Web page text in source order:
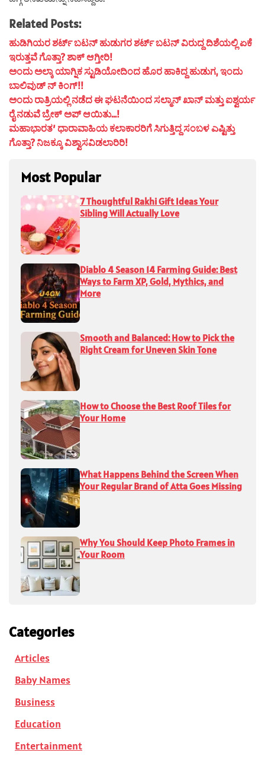
Related Posts:
ಹುಡಿಗಿಯರ ಶರ್ಟ್ ಬಟನ್ ಹುಡುಗರ ಶರ್ಟ್ ಬಟನ್ ವಿರುದ್ದ ದಿಶೆಯಲ್ಲಿ ಏಕೆ
ಇರುತ್ತವೆ ಗೊತ್ತಾ? ಶಾಕ್ ಆಗ್ತೀರಿ!
ಅಂದು ಅಲ್ಕಾ ಯಾಗ್ನಿಕ ಸ್ಟುಡಿಯೋದಿಂದ ಹೊರ ಹಾಕಿದ್ದ ಹುಡುಗ, ಇಂದು
ಬಾಲಿವುಡ್ ನ್ ಕಿಂಗ್!!
ಅಂದು ರಾತ್ರಿಯಲ್ಲಿ ನಡೆದ ಈ ಘಟನೆಯಿಂದ ಸಲ್ಮಾನ್ ಖಾನ್ ಮತ್ತು ಐಶ್ವರ್ಯ
ರೈ ನಡುವೆ ಬ್ರೇಕ್ ಅಪ್ ಆಯಿತು…!
ಮಹಾಭಾರತ’ ಧಾರಾವಾಹಿಯ ಕಲಾಕಾರರಿಗೆ ಸಿಗುತ್ತಿದ್ದ ಸಂಬಳ ಎಷ್ಟಿತ್ತು
ಗೊತ್ತಾ? ನಿಜಕ್ಕೂ ವಿಶ್ವಾಸವಿಡಲಾರಿರಿ!
Most Popular
7 Thoughtful Rakhi Gift Ideas Your
Sibling Will Actually Love
Diablo 4 Season 14 Farming Guide: Best
Ways to Farm XP, Gold, Mythics, and
More
Smooth and Balanced: How to Pick the
Right Cream for Uneven Skin Tone
How to Choose the Best Roof Tiles for
Your Home
What Happens Behind the Screen When
Your Regular Brand of Atta Goes Missing
Why You Should Keep Photo Frames in
Your Room
Categories
Articles
Baby Names
Business
Education
Entertainment